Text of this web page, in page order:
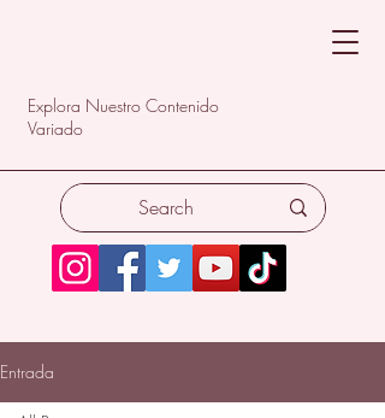
Explora Nuestro Contenido
Variado
Entrada